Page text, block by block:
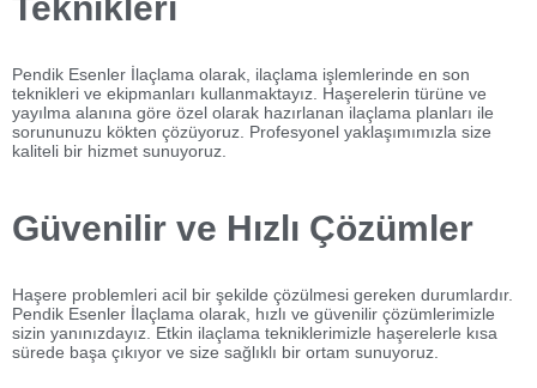
Pendik Esenler İlaçlama olarak, ilaçlama işlemlerinde en son
teknikleri ve ekipmanları kullanmaktayız. Haşerelerin türüne ve
yayılma alanına göre özel olarak hazırlanan ilaçlama planları ile
sorununuzu kökten çözüyoruz. Profesyonel yaklaşımımızla size
kaliteli bir hizmet sunuyoruz.
Güvenilir ve Hızlı Çözümler
Haşere problemleri acil bir şekilde çözülmesi gereken durumlardır.
Pendik Esenler İlaçlama olarak, hızlı ve güvenilir çözümlerimizle
sizin yanınızdayız. Etkin ilaçlama tekniklerimizle haşerelerle kısa
sürede başa çıkıyor ve size sağlıklı bir ortam sunuyoruz.